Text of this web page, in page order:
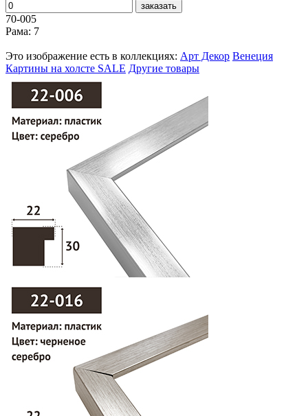
заказать
70-005
Рама: 7
Это изображение есть в коллекциях: Арт Декор Венеция
Картины на холсте SALE Другие товары